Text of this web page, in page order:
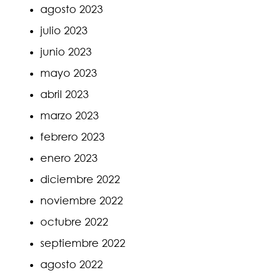
agosto 2023
julio 2023
junio 2023
mayo 2023
abril 2023
marzo 2023
febrero 2023
enero 2023
diciembre 2022
noviembre 2022
octubre 2022
septiembre 2022
agosto 2022